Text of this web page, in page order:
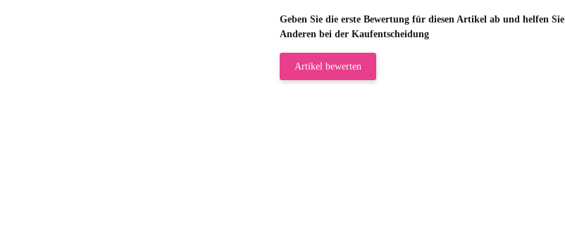
Geben Sie die erste Bewertung für diesen Artikel ab und helfen Sie
Anderen bei der Kaufentscheidung
Artikel bewerten